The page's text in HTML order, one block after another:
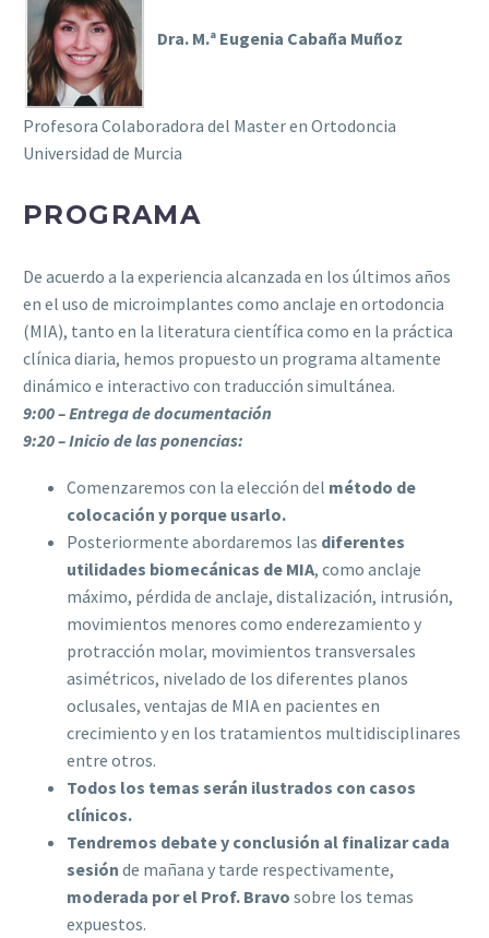
Dra. M.ª Eugenia Cabaña Muñoz
Profesora Colaboradora del Master en Ortodoncia
Universidad de Murcia
PROGRAMA
De acuerdo a la experiencia alcanzada en los últimos años
en el uso de microimplantes como anclaje en ortodoncia
(MIA), tanto en la literatura científica como en la práctica
clínica diaria, hemos propuesto un programa altamente
dinámico e interactivo con traducción simultánea.
9:00 – Entrega de documentación
9:20 – Inicio de las ponencias:
Comenzaremos con la elección del método de
colocación y porque usarlo.
Posteriormente abordaremos las diferentes
utilidades biomecánicas de MIA, como anclaje
máximo, pérdida de anclaje, distalización, intrusión,
movimientos menores como enderezamiento y
protracción molar, movimientos transversales
asimétricos, nivelado de los diferentes planos
oclusales, ventajas de MIA en pacientes en
crecimiento y en los tratamientos multidisciplinares
entre otros.
Todos los temas serán ilustrados con casos
clínicos.
Tendremos debate y conclusión al finalizar cada
sesión de mañana y tarde respectivamente,
moderada por el Prof. Bravo sobre los temas
expuestos.